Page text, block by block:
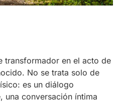
transformador en el acto de
No se trata solo de
es un diálogo
una conversación íntima